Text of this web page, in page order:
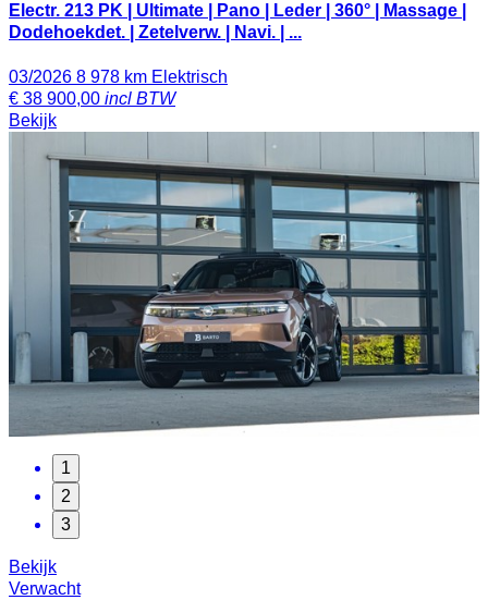
Electr. 213 PK | Ultimate | Pano | Leder | 360° | Massage |
Dodehoekdet. | Zetelverw. | Navi. | ...
03/2026 8 978 km Elektrisch
€ 38 900,00 incl BTW
Bekijk
1
2
3
Bekijk
Verwacht